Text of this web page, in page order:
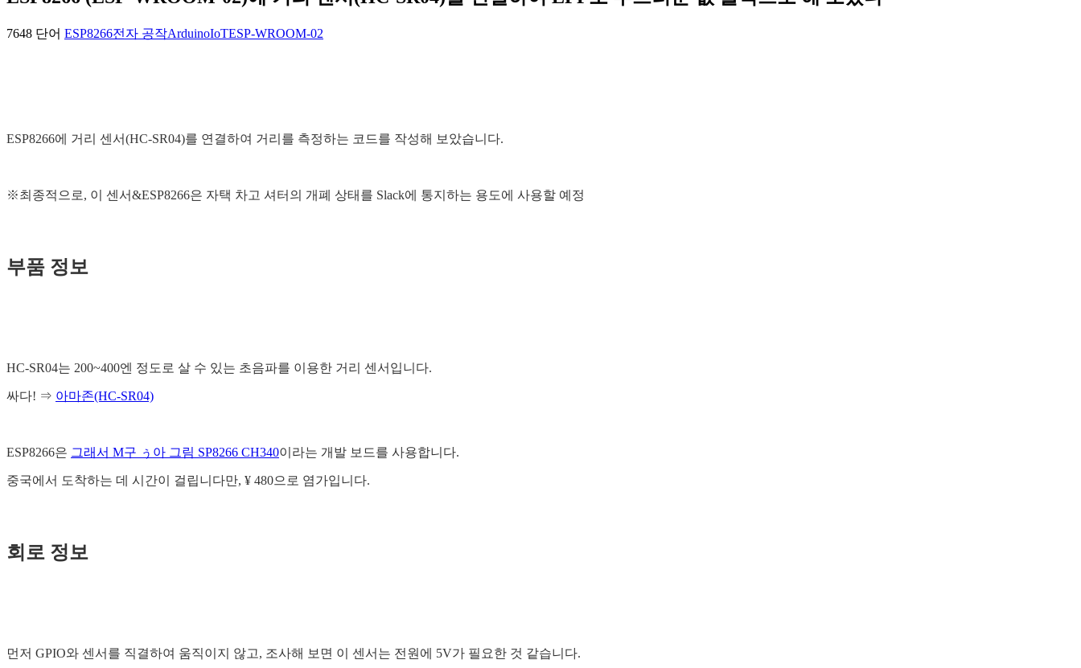
7648 단어 ESP8266전자 공작ArduinoIoTESP-WROOM-02
ESP8266에 거리 센서(HC-SR04)를 연결하여 거리를 측정하는 코드를 작성해 보았습니다.
※최종적으로, 이 센서&ESP8266은 자택 차고 셔터의 개폐 상태를 Slack에 통지하는 용도에 사용할 예정
부품 정보
HC-SR04는 200~400엔 정도로 살 수 있는 초음파를 이용한 거리 센서입니다.
싸다! ⇒ 아마존(HC-SR04)
ESP8266은 그래서 M구 ぅ아 그림 SP8266 CH340이라는 개발 보드를 사용합니다.
중국에서 도착하는 데 시간이 걸립니다만, ¥ 480으로 염가입니다.
회로 정보
먼저 GPIO와 센서를 직결하여 움직이지 않고, 조사해 보면 이 센서는 전원에 5V가 필요한 것 같습니다.